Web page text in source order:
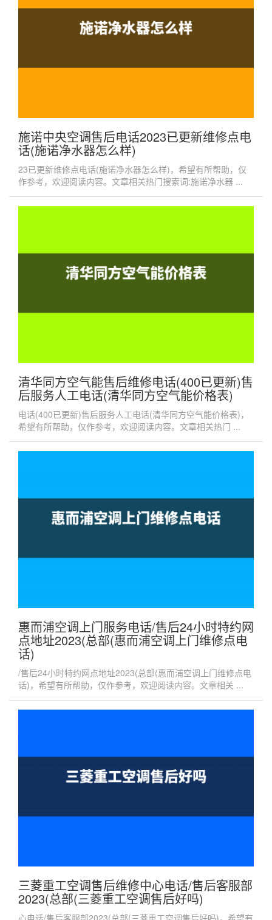
施诺中央空调售后电话2023已更新维修点电
话(施诺净水器怎么样)
23已更新维修点电话(施诺净水器怎么样)，希望有所帮助，仅
作参考，欢迎阅读内容。文章相关热门搜索词:施诺净水器 ...
清华同方空气能售后维修电话(400已更新)售
后服务人工电话(清华同方空气能价格表)
电话(400已更新)售后服务人工电话(清华同方空气能价格表)，
希望有所帮助，仅作参考，欢迎阅读内容。文章相关热门 ...
惠而浦空调上门服务电话/售后24小时特约网
点地址2023(总部(惠而浦空调上门维修点电
话)
/售后24小时特约网点地址2023(总部(惠而浦空调上门维修点电
话)，希望有所帮助，仅作参考，欢迎阅读内容。文章相关 ...
三菱重工空调售后维修中心电话/售后客服部
2023(总部(三菱重工空调售后好吗)